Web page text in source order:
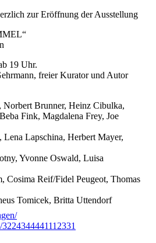
zur Eröffnung der Ausstellung
19 Uhr.
freier Kurator und Autor
Brunner, Heinz Cibulka,
Fink, Magdalena Frey, Joe
Lapschina, Herbert Mayer,
Yvonne Oswald, Luisa
Cosima Reif/Fidel Peugeot, Thomas
Tomicek, Britta Uttendorf
schwer, Sein und Schein
sich Philosophie, Wissenschaft und